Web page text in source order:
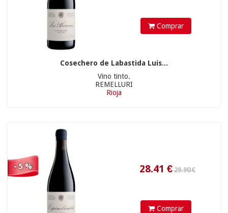
Comprar
Cosechero de Labastida Luis...
Vino tinto.
REMELLURI
Rioja
- 5 %
Comprar
28.41 €